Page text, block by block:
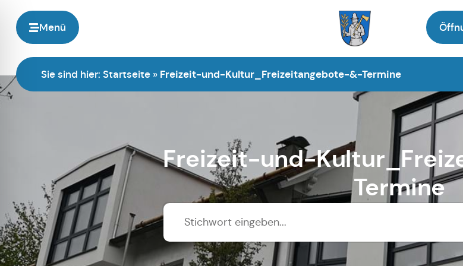
Menü
Zur Startseite
Sie sind hier: Startseite » Freizeit-und-Kultur_Freizeitangebote-&-Termine
Freizeit-und-
Termine